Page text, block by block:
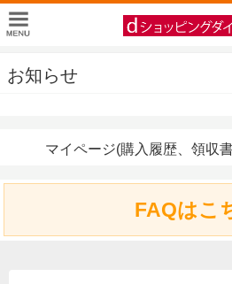
お知らせ
マイページ(購入履歴、領収
FAQはこ